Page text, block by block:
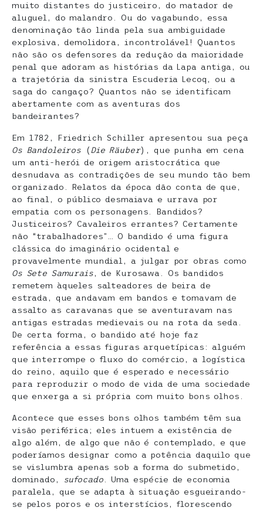
muito distantes do justiceiro, do matador de
aluguel, do malandro. Ou do vagabundo, essa
denominação tão linda pela sua ambiguidade
explosiva, demolidora, incontrolável! Quantos
não são os defensores da redução da maioridade
penal que adoram as histórias da Lapa antiga, ou
a trajetória da sinistra Escuderia Lecoq, ou a
saga do cangaço? Quantos não se identificam
abertamente com as aventuras dos
bandeirantes?
Em 1782, Friedrich Schiller apresentou sua peça
Os Bandoleiros ( Die Räuber), que punha em cena
um anti-herói de origem aristocrática que
desnudava as contradições de seu mundo tão bem
organizado. Relatos da época dão conta de que,
ao final, o público desmaiava e urrava por
empatia com os personagens. Bandidos?
Justiceiros? Cavaleiros errantes? Certamente
não “trabalhadores”… O bandido é uma figura
clássica do imaginário ocidental e
provavelmente mundial, a julgar por obras como
Os Sete Samurais, de Kurosawa. Os bandidos
remetem àqueles salteadores de beira de
estrada, que andavam em bandos e tomavam de
assalto as caravanas que se aventuravam nas
antigas estradas medievais ou na rota da seda.
De certa forma, o bandido até hoje faz
referência a essas figuras arquetípicas: alguém
que interrompe o fluxo do comércio, a logística
do reino, aquilo que é esperado e necessário
para reproduzir o modo de vida de uma sociedade
que enxerga a si própria com muito bons olhos.
Acontece que esses bons olhos também têm sua
visão periférica; eles intuem a existência de
algo além, de algo que não é contemplado, e que
poderíamos designar como a potência daquilo que
se vislumbra apenas sob a forma do submetido,
dominado,
sufocado. Uma espécie de economia
paralela, que se adapta à situação esgueirando-
se pelos poros e os interstícios, florescendo